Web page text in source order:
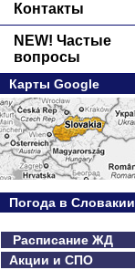
Контакты
NEW! Частые
вопросы
Карты Google
Погода в Словакии
Расписание ЖД
Акции и СПО